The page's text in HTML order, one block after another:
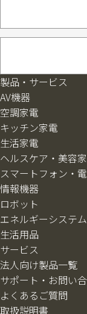
製品・サービス
AV機器
空調家電
キッチン家電
生活家電
ヘルスケア・美容
スマートフォン・
情報機器
ロボット
エネルギーシステム
生活用品
サービス
法人向け製品一覧
サポート・お問い
よくあるご質問
取扱説明書